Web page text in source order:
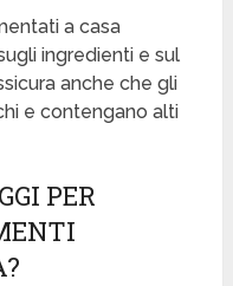
a casa
ingredienti e sul
anche che gli
e contengano alti
PER